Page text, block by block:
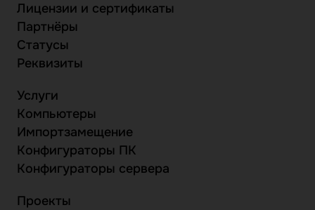
Лицензии и сертификаты
Партнёры
Статусы
Реквизиты
Услуги
Компьютеры
Импортзамещение
Конфигураторы ПК
Конфигураторы сервера
Проекты